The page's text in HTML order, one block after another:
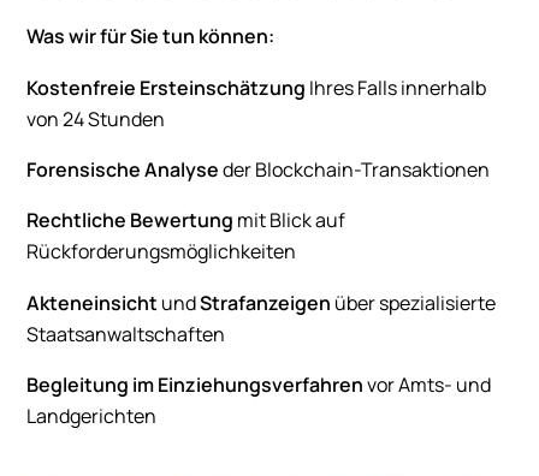
Was wir für Sie tun können:
Kostenfreie Ersteinschätzung Ihres Falls innerhalb
von 24 Stunden
Forensische Analyseder Blockchain-Transaktionen
Rechtliche Bewertung mit Blick auf
Rückforderungsmöglichkeiten
Akteneinsicht undStrafanzeigen über spezialisierte
Staatsanwaltschaften
Begleitung im Einziehungsverfahrenvor Amts- und
Landgerichten